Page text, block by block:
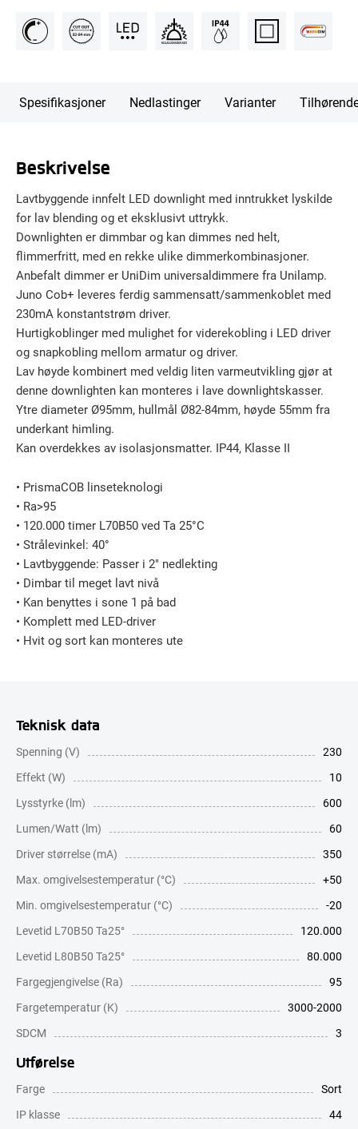
Spesifikasjoner Nedlastinger Varianter
Beskrivelse
Lavtbyggende innfelt LED downlight med inntrukket lyskilde
for lav blending og et eksklusivt uttrykk.
Downlighten er dimmbar og kan dimmes ned helt,
flimmerfritt, med en rekke ulike dimmerkombinasjoner.
Anbefalt dimmer er UniDim universaldimmere fra Unilamp.
Juno Cob+ leveres ferdig sammensatt/sammenkoblet med
230mA konstantstrøm driver.
Hurtigkoblinger med mulighet for viderekobling i LED driver
og snapkobling mellom armatur og driver.
Lav høyde kombinert med veldig liten varmeutvikling gjør at
denne downlighten kan monteres i lave downlightskasser.
Ytre diameter Ø95mm, hullmål Ø82-84mm, høyde 55mm fra
underkant himling.
Kan overdekkes av isolasjonsmatter. IP44, Klasse II
• PrismaCOB linseteknologi
• Ra>95
• 120.000 timer L70B50 ved Ta 25°C
• Strålevinkel: 40°
• Lavtbyggende: Passer i 2″ nedlekting
• Dimbar til meget lavt nivå
• Kan benyttes i sone 1 på bad
• Komplett med LED-driver
• Hvit og sort kan monteres ute
Teknisk data
Spenning (V)
230
Effekt (W)
10
Lysstyrke (lm)
600
Lumen/Watt (lm)
60
Driver størrelse (mA)
350
Max. omgivelsestemperatur (°C)
+50
Min. omgivelsestemperatur (°C)
-20
Levetid L70B50 Ta25°
120.000
Levetid L80B50 Ta25°
80.000
Fargegjengivelse (Ra)
95
Fargetemperatur (K)
3000-2000
SDCM
3
Utførelse
Farge
Sort
IP klasse
44